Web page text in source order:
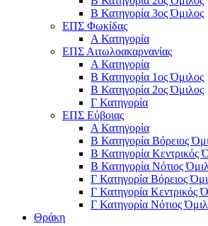
Β Κατηγορία 3ος Όμιλος
ΕΠΣ Φωκίδας
Α Κατηγορία
ΕΠΣ Αιτωλοακαρνανίας
Α Κατηγορία
Β Κατηγορία 1ος Όμιλος
Β Κατηγορία 2ος Όμιλος
Γ Κατηγορία
ΕΠΣ Εύβοιας
Α Κατηγορία
Β Κατηγορία Βόρειος
Β Κατηγορία Κεντρικός
Β Κατηγορία Νότιος
Γ Κατηγορία Βόρειος
Γ Κατηγορία Κεντρικός
Γ Κατηγορία Νότιος
Θράκη